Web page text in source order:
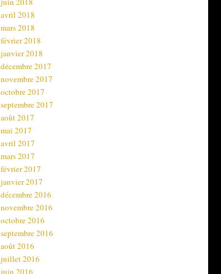
avril 2018
mars 2018
février 2018
janvier 2018
décembre 2017
novembre 2017
octobre 2017
septembre 2017
août 2017
mai 2017
avril 2017
mars 2017
février 2017
janvier 2017
décembre 2016
novembre 2016
octobre 2016
septembre 2016
août 2016
juillet 2016
juin 2016